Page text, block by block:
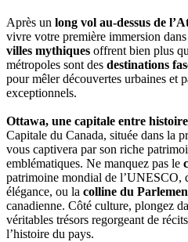
Après un long vol au-dessus de
vivre votre première immersion
villes mythiques offrent bien plus
métropoles sont des destinations
pour mêler découvertes urbaines et
exceptionnels.
Ottawa, une capitale entre
Capitale du Canada, située dans la
vous captivera par son riche
emblématiques. Ne manquez pas le
patrimoine mondial de l’UNESCO,
élégance, ou la colline du
canadienne. Côté culture, plongez
véritables trésors regorgeant de
l’histoire du pays.